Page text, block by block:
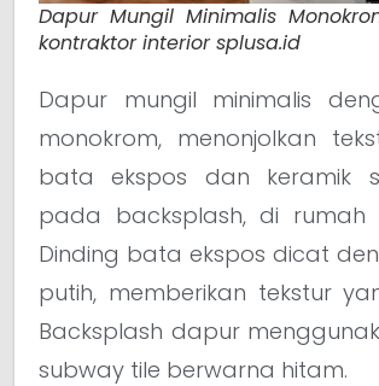
Dapur Mungil Minimalis
kontraktor interior splusa.id
Dapur mungil minimalis
monokrom, menonjolkan
bata ekspos dan keramik
pada backsplash, di rumah
Dinding bata ekspos dicat
putih, memberikan tekstur
Backsplash dapur
subway tile berwarna hitam.